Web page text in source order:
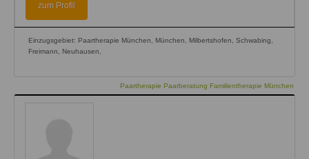
zum Profil
Einzugsgebiet: Paartherapie München, München, Milbertshofen, Schwabing,
Freimann, Neuhausen,
Paartherapie Paarberatung Familientherapie München